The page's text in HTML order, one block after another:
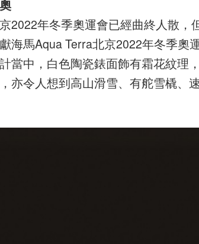
2022年冬季奧運會已經曲終人散，
海馬Aqua Terra北京2022年冬季奧
當中，白色陶瓷錶面飾有霜花紋理
亦令人想到高山滑雪、有舵雪橇、